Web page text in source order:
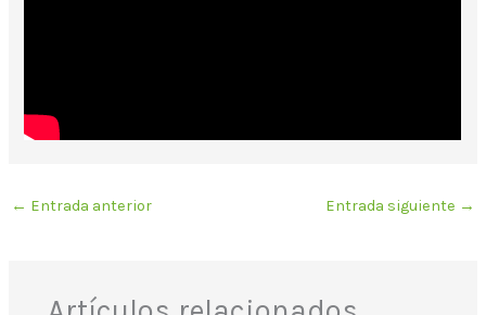
← Entrada anterior Entrada siguiente →